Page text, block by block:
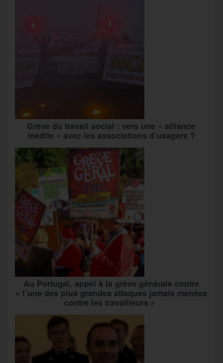
Grève du travail social : vers une « alliance
inédite » avec les associations d’usagers ?
Au Portugal, appel à la grève générale contre
« l’une des plus grandes attaques jamais menées
contre les travailleurs »